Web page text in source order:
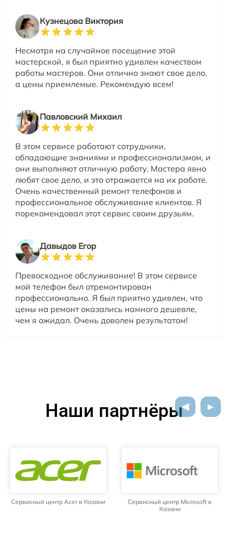
Кузнецова Виктория
Несмотря на случайное посещение этой
мастерской, я был приятно удивлен качеством
работы мастеров. Они отлично знают свое дело,
а цены приемлемые. Рекомендую всем!
Павловский Михаил
В этом сервисе работают сотрудники,
обладающие знаниями и профессионализмом, и
они выполняют отличную работу. Мастера явно
любят свое дело, и это отражается на их работе.
Очень качественный ремонт телефонов и
профессиональное обслуживание клиентов. Я
порекомендовал этот сервис своим друзьям.
Давыдов Егор
Превосходное обслуживание! В этом сервисе
мой телефон был отремонтирован
профессионально. Я был приятно удивлен, что
цены на ремонт оказались намного дешевле,
чем я ожидал. Очень доволен результатом!
Наши партнёры
Сервисный центр Acer в Казани
Сервисный центр Microsoft в
Казани